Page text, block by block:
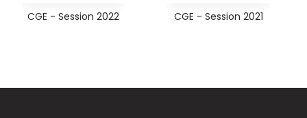
CGE - Session 2022 CGE - Session 2021